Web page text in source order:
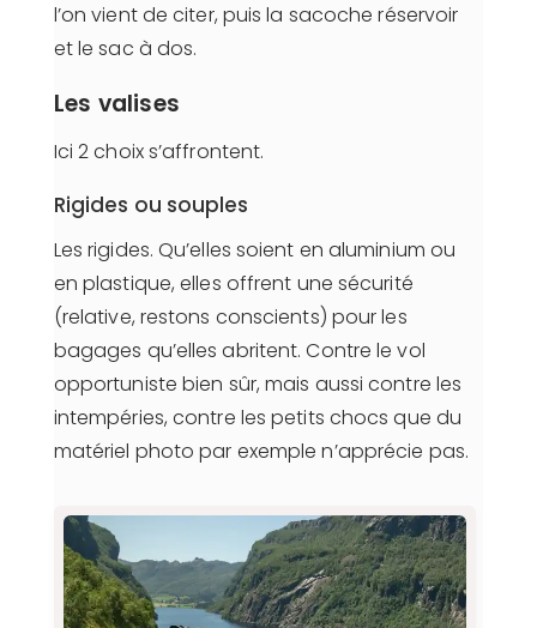
l’on vient de citer, puis la sacoche réservoir
et le sac à dos.
Les valises
Ici 2 choix s’affrontent.
Rigides ou souples
Les rigides. Qu’elles soient en aluminium ou
en plastique, elles offrent une sécurité
(relative, restons conscients) pour les
bagages qu’elles abritent. Contre le vol
opportuniste bien sûr, mais aussi contre les
intempéries, contre les petits chocs que du
matériel photo par exemple n’apprécie pas.